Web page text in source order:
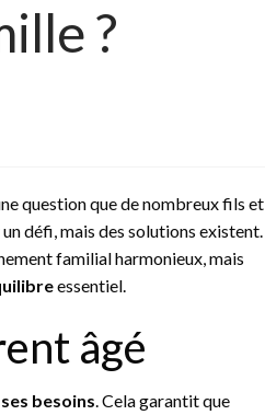
?
question que de nombreux fils et
défi, mais des solutions existent.
familial harmonieux, mais
essentiel.
âgé
besoins. Cela garantit que